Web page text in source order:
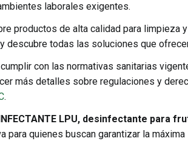
laborales exigentes.
productos de alta calidad para limpieza
y descubre todas las soluciones que
con las normativas sanitarias
más detalles sobre regulaciones y
.
LPU, desinfectante para
para quienes buscan garantizar la